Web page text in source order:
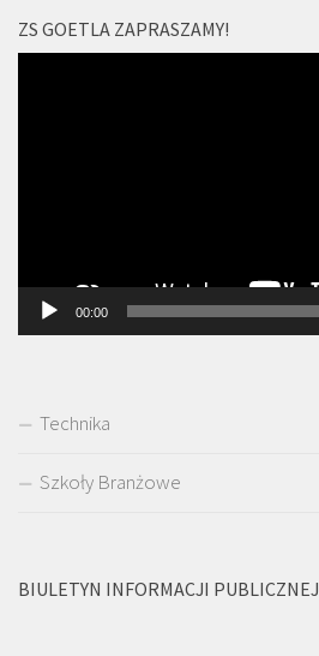
ZS GOETLA ZAPRASZAMY!
00:00
Technika
Szkoły Branżowe
BIULETYN INFORMACJI PUBLICZNEJ